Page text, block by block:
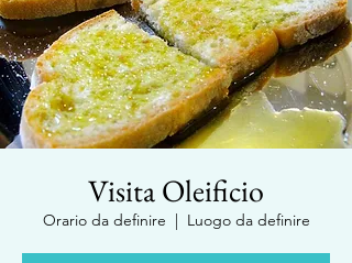
Visita Oleificio
Orario da definire
  |
Luogo da definire